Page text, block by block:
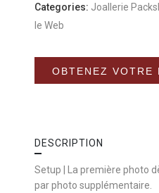
Categories: Joallerie
le Web
DESCRIPTION
Setup | La première photo
par photo supplémentaire.